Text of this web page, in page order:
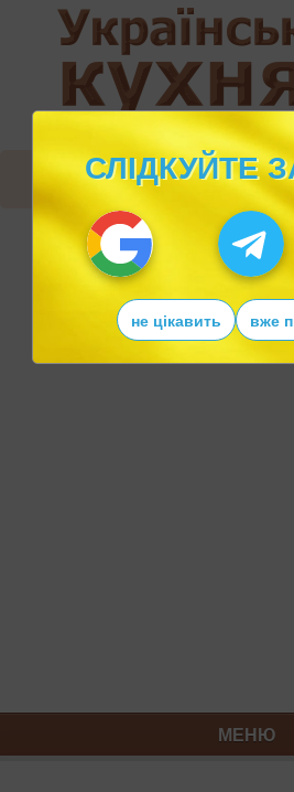
МЕНЮ
СЛІДКУЙТЕ
не цікавить вже